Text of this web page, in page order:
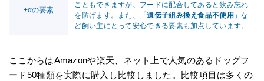
+αの要素
こともできますが、フードに配合してあると飲み忘れ
を防げます。また、
「遺伝子組み換え食品不使用」な
ど飼い主にとって安心できる要素も加点しています。
ここからはAmazonや楽天、ネット上で人気のあるドッグフ
ード50種類を実際に購入し比較しました。比較項目は多くの